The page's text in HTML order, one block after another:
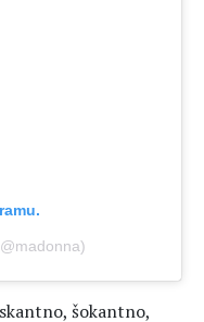
šokantno,